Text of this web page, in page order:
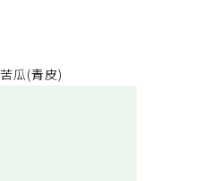
苦瓜(青皮)